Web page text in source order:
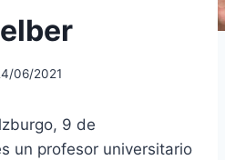
06/2021
9 de
un profesor universitario